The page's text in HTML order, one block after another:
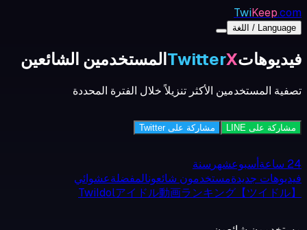
TwiKeep.com
Language / اللغة
فيديوهات TwitterX المستخدمين الشائعين
تصفية المستخدمين الأكثر تنزيلاً خلال الفترة المحددة
مشاركة على LINE مشاركة على Twitter
24 ساعة أسبوعشهر سنة
فيديوهات جديدةمستخدمون شائعونالمفضلةعشوائي
TwiIdolアイドル動画ランキング【ツイドル】